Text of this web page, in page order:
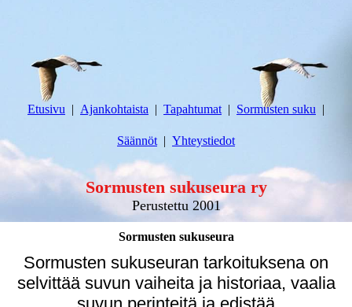
Etusivu Ajankohtaista Tapahtumat Sormusten suku
Säännöt Yhteystiedot
Sormusten sukuseura ry
Perustettu 2001
Sormusten sukuseura
Sormusten sukuseuran tarkoituksena on
selvittää suvun vaiheita ja historiaa, vaalia